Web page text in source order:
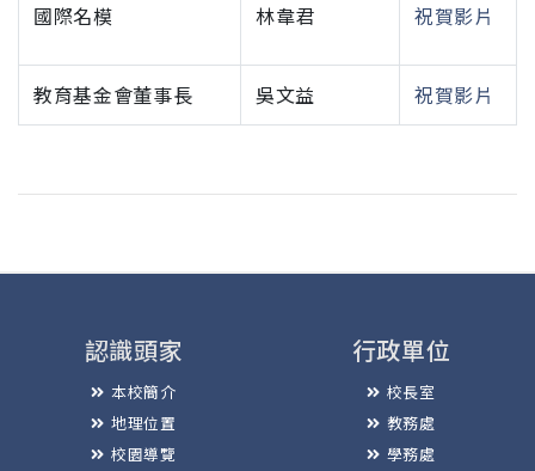
國際名模 林韋君 祝賀影片
教育基金會董事長 吳文益 祝賀影片
認識頭家
本校簡介
地理位置
校園導覽
行政單位
校長室
教務處
學務處